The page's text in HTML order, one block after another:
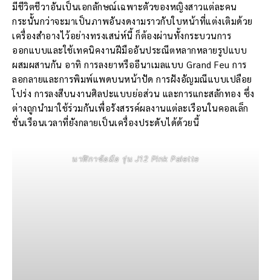
มีชีวิตชีวาอันเป็นเอกลักษณ์เฉพาะตัวของหญิงสาวแต่ละคน
กระนั้นกว่าจะมาเป็นภาพอันงดงามราวกับใบหน้าที่แต่งเติมด้วย
เครื่องสำอางไว้อย่างทรงเสน่ห์นี้ ก็ต้องผ่านทั้งกระบวนการ
ออกแบบและใช้เทคนิคงานฝีมืออันประณีตหลากหลายรูปแบบ
ผสมผสานกัน อาทิ การลงยาหรืออีนาเมลแบบ Grand Feu การ
ลอกลายและการพิมพ์แพดบนหน้าปัด การฝังอัญมณีแบบเปลือย
โปร่ง การลงสีบนงานศิลปะแบบย่อส่วน และการแกะสลักทอง ซึ่ง
ต่างถูกนำมาใช้ร่วมกันเพื่อรังสรรค์ผลงานแต่ละเรือนในคอลเล็ก
ชั่นเรือนเวลาที่ยังกลายเป็นเครื่องประดับได้ด้วยนี้
นาฬิกาข้อมือ รุ่น J12 Pink Palette